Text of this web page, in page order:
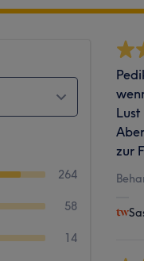
264
58
14
zur